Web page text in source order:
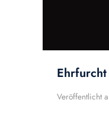
Veröffentlicht